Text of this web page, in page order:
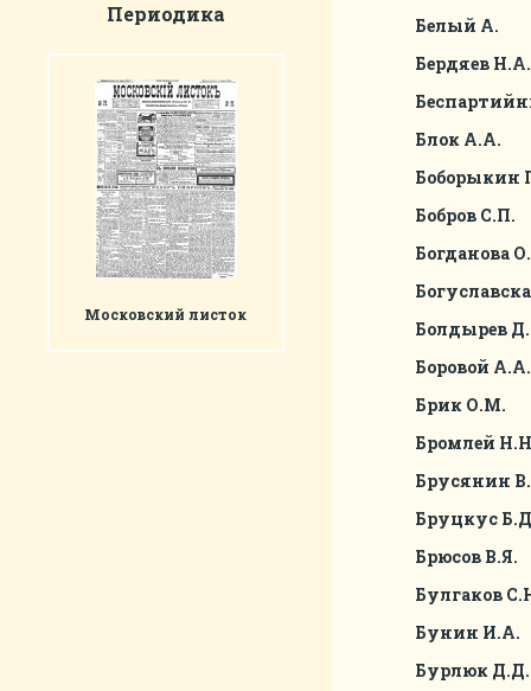
Периодика
Московский листок
Белый А.
Бердяев Н.А.
Блок А.А.
Боборыкин
Бобров С.П.
Богданова
Болдырев
Боровой А.А.
Брик О.М.
Бромлей
Брусянин
Бруцкус
Брюсов В.Я.
Булгаков
Бунин И.А.
Бурлюк Д.Д.